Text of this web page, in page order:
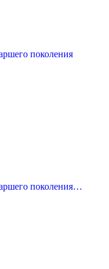
поколения
поколения…